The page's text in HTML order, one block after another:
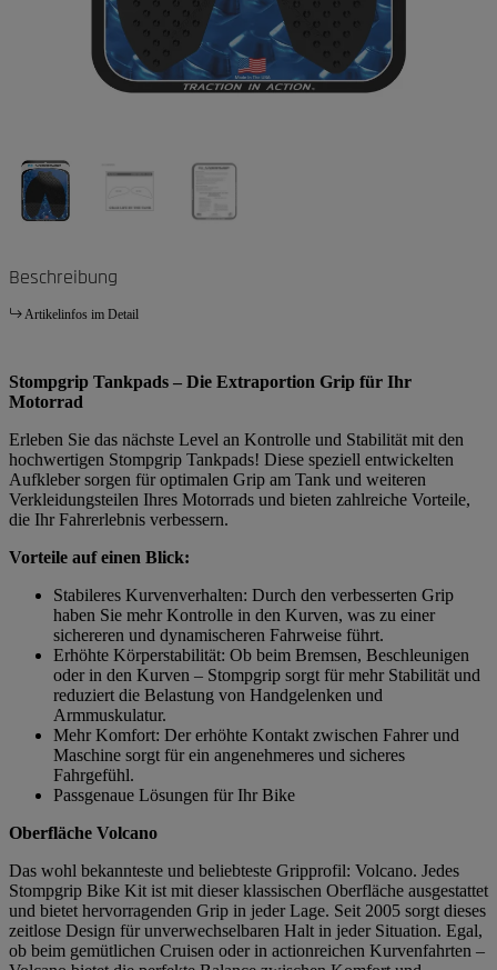
Beschreibung
Artikelinfos im Detail
Stompgrip Tankpads – Die Extraportion Grip für Ihr
Motorrad
Erleben Sie das nächste Level an Kontrolle und Stabilität mit den
hochwertigen Stompgrip Tankpads! Diese speziell entwickelten
Aufkleber sorgen für optimalen Grip am Tank und weiteren
Verkleidungsteilen Ihres Motorrads und bieten zahlreiche Vorteile,
die Ihr Fahrerlebnis verbessern.
Vorteile auf einen Blick:
Stabileres Kurvenverhalten: Durch den verbesserten Grip
haben Sie mehr Kontrolle in den Kurven, was zu einer
sichereren und dynamischeren Fahrweise führt.
Erhöhte Körperstabilität: Ob beim Bremsen, Beschleunigen
oder in den Kurven – Stompgrip sorgt für mehr Stabilität und
reduziert die Belastung von Handgelenken und
Armmuskulatur.
Mehr Komfort: Der erhöhte Kontakt zwischen Fahrer und
Maschine sorgt für ein angenehmeres und sicheres
Fahrgefühl.
Passgenaue Lösungen für Ihr Bike
Oberfläche Volcano
Das wohl bekannteste und beliebteste Gripprofil: Volcano. Jedes
Stompgrip Bike Kit ist mit dieser klassischen Oberfläche ausgestattet
und bietet hervorragenden Grip in jeder Lage. Seit 2005 sorgt dieses
zeitlose Design für unverwechselbaren Halt in jeder Situation. Egal,
ob beim gemütlichen Cruisen oder in actionreichen Kurvenfahrten –